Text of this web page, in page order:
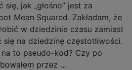
się, jak „głośno” jest za
Mean Squared. Zakładam, że
w dziedzinie czasu zamiast
się na dziedzinę częstotliwości.
na to pseudo-kod? Czy po
przez …